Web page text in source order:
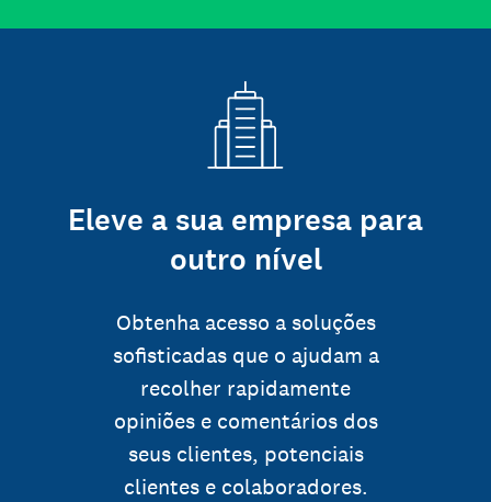
Eleve a sua empresa para
outro nível
Obtenha acesso a soluções
sofisticadas que o ajudam a
recolher rapidamente
opiniões e comentários dos
seus clientes, potenciais
clientes e colaboradores.